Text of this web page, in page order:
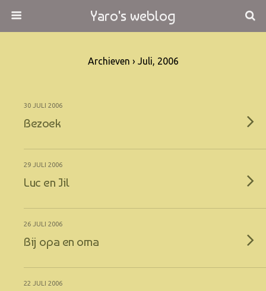
Yaro's weblog
Archieven › Juli, 2006
30 JULI 2006
Bezoek
29 JULI 2006
Luc en Jil
26 JULI 2006
Bij opa en oma
22 JULI 2006